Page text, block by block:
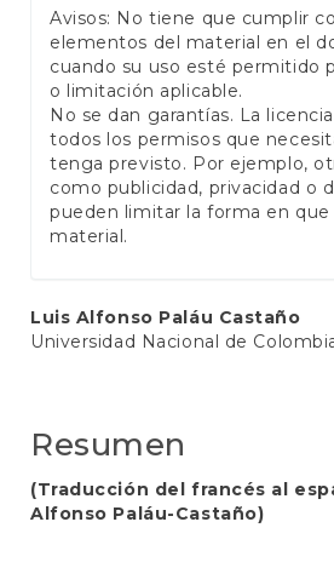
Avisos: No tiene que cumplir
elementos del material en el
cuando su uso esté permitido
o limitación aplicable.
No se dan garantías. La
todos los permisos que
tenga previsto. Por ejemplo,
como publicidad, privacidad o
pueden limitar la forma en que
material.
Contenido
principal
artículo
Luis Alfonso Paláu Castaño
Universidad Nacional de
Resumen
(Traducción del francés al
Alfonso Paláu-Castaño)